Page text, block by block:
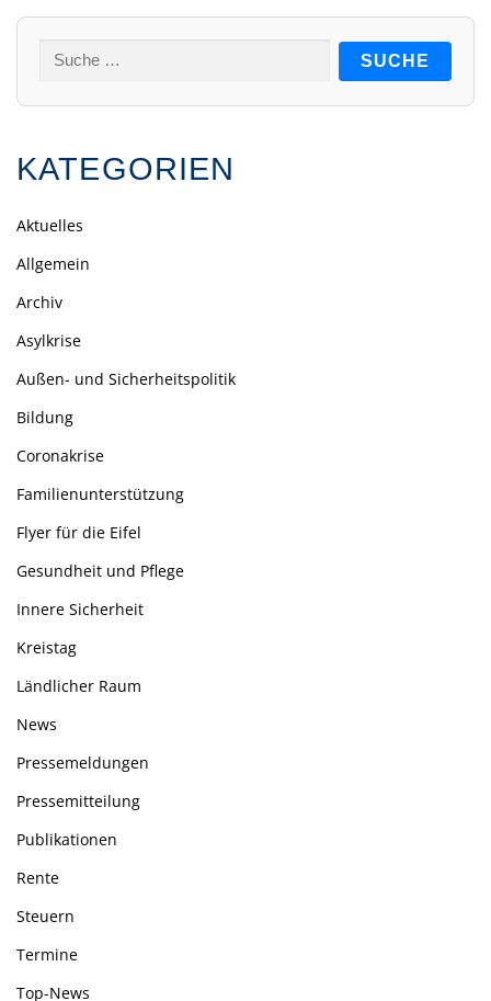
Suche
KATEGORIEN
Aktuelles
Allgemein
Archiv
Asylkrise
Außen- und Sicherheitspolitik
Bildung
Coronakrise
Familienunterstützung
Flyer für die Eifel
Gesundheit und Pflege
Innere Sicherheit
Kreistag
Ländlicher Raum
News
Pressemeldungen
Pressemitteilung
Publikationen
Rente
Steuern
Termine
Top-News